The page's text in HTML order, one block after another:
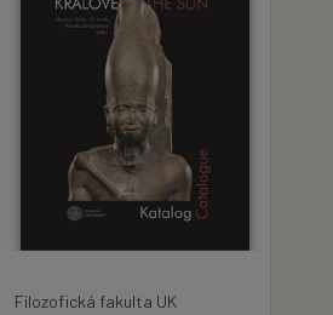
Filozofická fakulta UK